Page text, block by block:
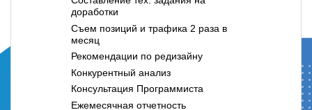
доработки
Съем позиций и трафика 2 раза в
месяц
Рекомендации по редизайну
Конкурентный анализ
Консультация Программиста
Ежемесячная отчетность